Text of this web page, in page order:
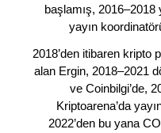
başlamış, 2016–2018
yayın
2018’den itibaren kripto
alan Ergin, 2018–2021
ve Coinbilgi’de,
Kriptoarena’da
2022’den bu yana